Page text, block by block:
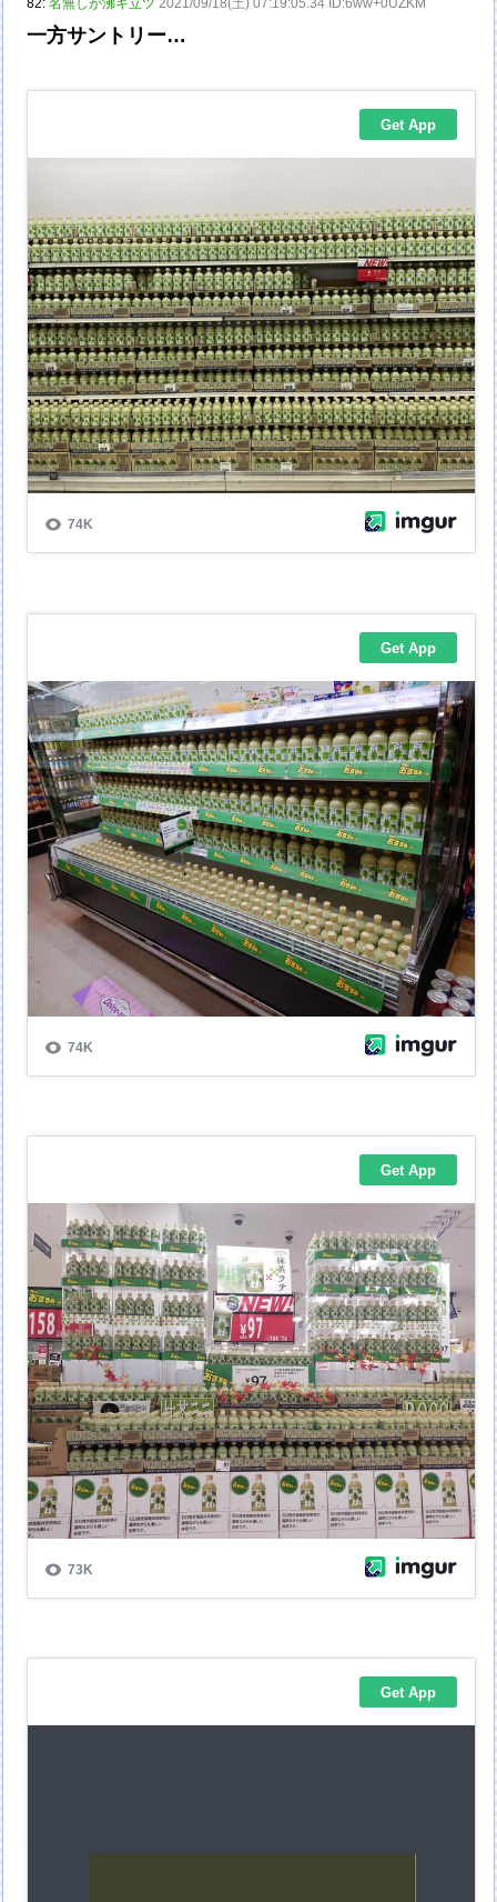
82:名無しが沸キ立ツ 2021/09/18(土) 07:19:05.34 ID:6ww+0UZKM
一方サントリー…